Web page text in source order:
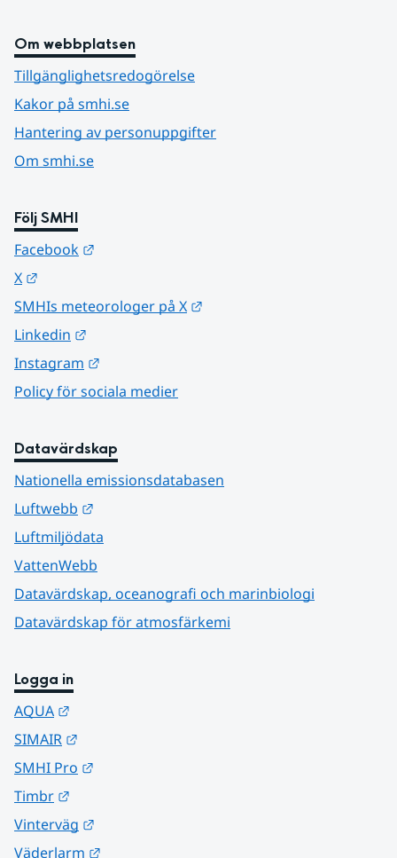
Om webbplatsen
Tillgänglighetsredogörelse
Kakor på smhi.se
Hantering av personuppgifter
Om smhi.se
Följ SMHI
Facebook
X
SMHIs meteorologer på X
Linkedin
Instagram
Policy för sociala medier
Datavärdskap
Nationella emissionsdatabasen
Luftwebb
Luftmiljödata
VattenWebb
Datavärdskap, oceanografi och marinbiologi
Datavärdskap för atmosfärkemi
Logga in
AQUA
SIMAIR
SMHI Pro
Timbr
Vinterväg
Väderlarm